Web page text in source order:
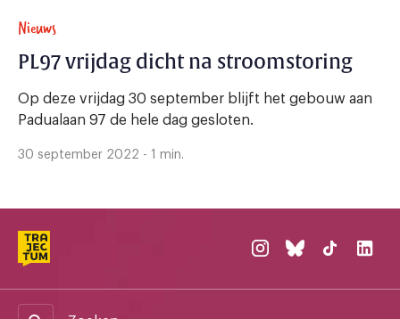
Nieuws
PL97 vrijdag dicht na stroomstoring
Op deze vrijdag 30 september blijft het gebouw aan
Padualaan 97 de hele dag gesloten.
30 september 2022 - 1 min.